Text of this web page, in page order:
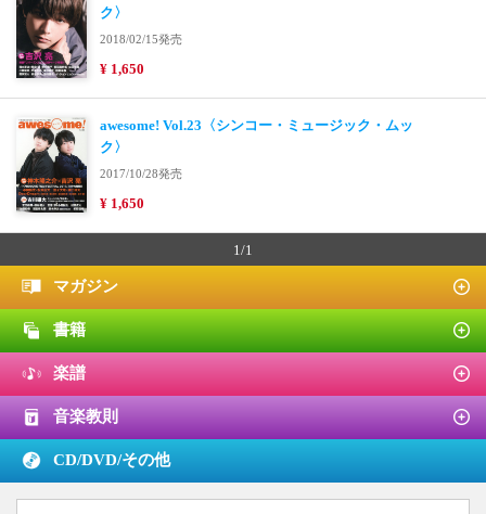
ク〉
2018/02/15発売
¥ 1,650
awesome! Vol.23〈シンコー・ミュージック・ムッ
ク〉
2017/10/28発売
¥ 1,650
1/1
マガジン
書籍
楽譜
音楽教則
CD/DVD/その他